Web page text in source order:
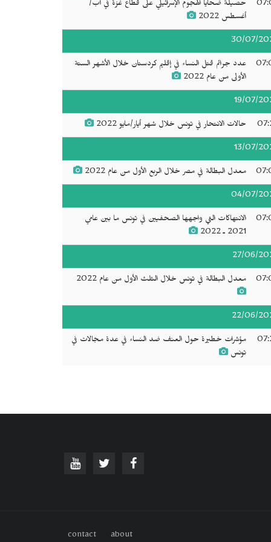
حصيلة ضحايا الهجوم الإسرائيلي على قطاع غزة في آب/
أغسطس 2022
30/07/
عدد جرائم قتل النساء في إقليم كردستان خلال الأشهر الستة
الأولى من عام 2022
19/07/
حالات الانتحار في تونس خلال شهر أيار/مايو 2022
13/07/
معدل البطالة في مصر خلال الربع الأول من عام 2022
04/07/
الانتهاكات التي واجهها الصحفيين في تونس ما بين عامي
2021 ـ 2022
27/06/
معدل البطالة في تونس خلال الثلث الأول من عام 2022
22/06/
مؤشرات خطيرة حول العنف ضد النساء في عدة مجالات في
تونس
about
contact